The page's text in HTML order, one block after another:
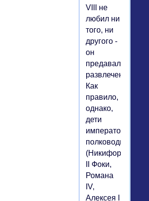
VIII не
любил ни
того, ни
другого -
он
предавался
развлечениям.
Как
правило,
однако,
дети
императоров-
полководцев
(Никифора
II Фоки,
Романа
IV,
Алексея I